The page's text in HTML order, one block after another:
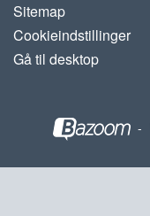
Sitemap
Cookieindstillinger
Gå til desktop
-